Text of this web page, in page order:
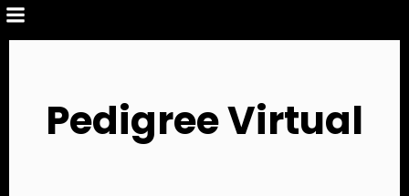
Pedigree Virtual